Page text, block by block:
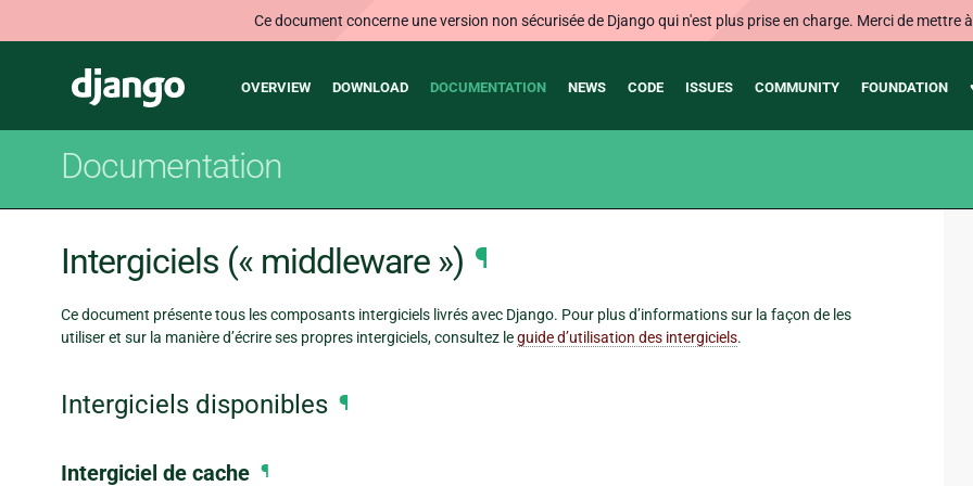
Ce document concerne une version non sécurisée de Django qui n'est plus prise en charge. Merci de mettre
Django
Main
OVERVIEW DOWNLOAD DOCUMENTATION NEWS CODE ISSUES COMMUNITY FOUNDATION
Documentation
Intergiciels (« middleware ») ¶
Ce document présente tous les composants intergiciels livrés avec Django. Pour plus d’informations sur la façon de les
utiliser et sur la manière d’écrire ses propres intergiciels, consultez leguide d’utilisation des intergiciels.
Intergiciels disponibles ¶
Intergiciel de cache ¶